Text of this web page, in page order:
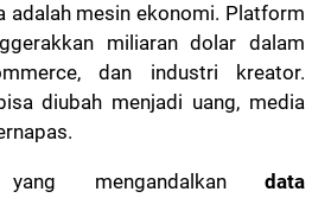
adalah mesin ekonomi. Platform
miliaran dolar dalam
dan industri kreator.
diubah menjadi uang, media
mengandalkan data